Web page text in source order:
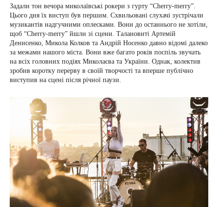
Задали тон вечора миколаївські рокери з гурту “Cherry-merry”.
Цього дня їх виступ був першим. Схвильовані слухачі зустрічали
музикантів надгучними оплесками. Вони до останнього не хотіли,
щоб “Cherry-merry” йшли зі сцени. Талановиті Артемій
Денисенко, Микола Колков та Андрій Носенко давно відомі далеко
за межами нашого міста. Вони вже багато років поспіль звучать
на всіх головних подіях Миколаєва та України. Однак, колектив
зробив коротку перерву в своїй творчості та вперше публічно
виступив на сцені після річної паузи.